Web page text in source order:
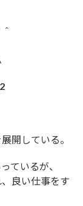
開している。
ているが、
良い仕事をす